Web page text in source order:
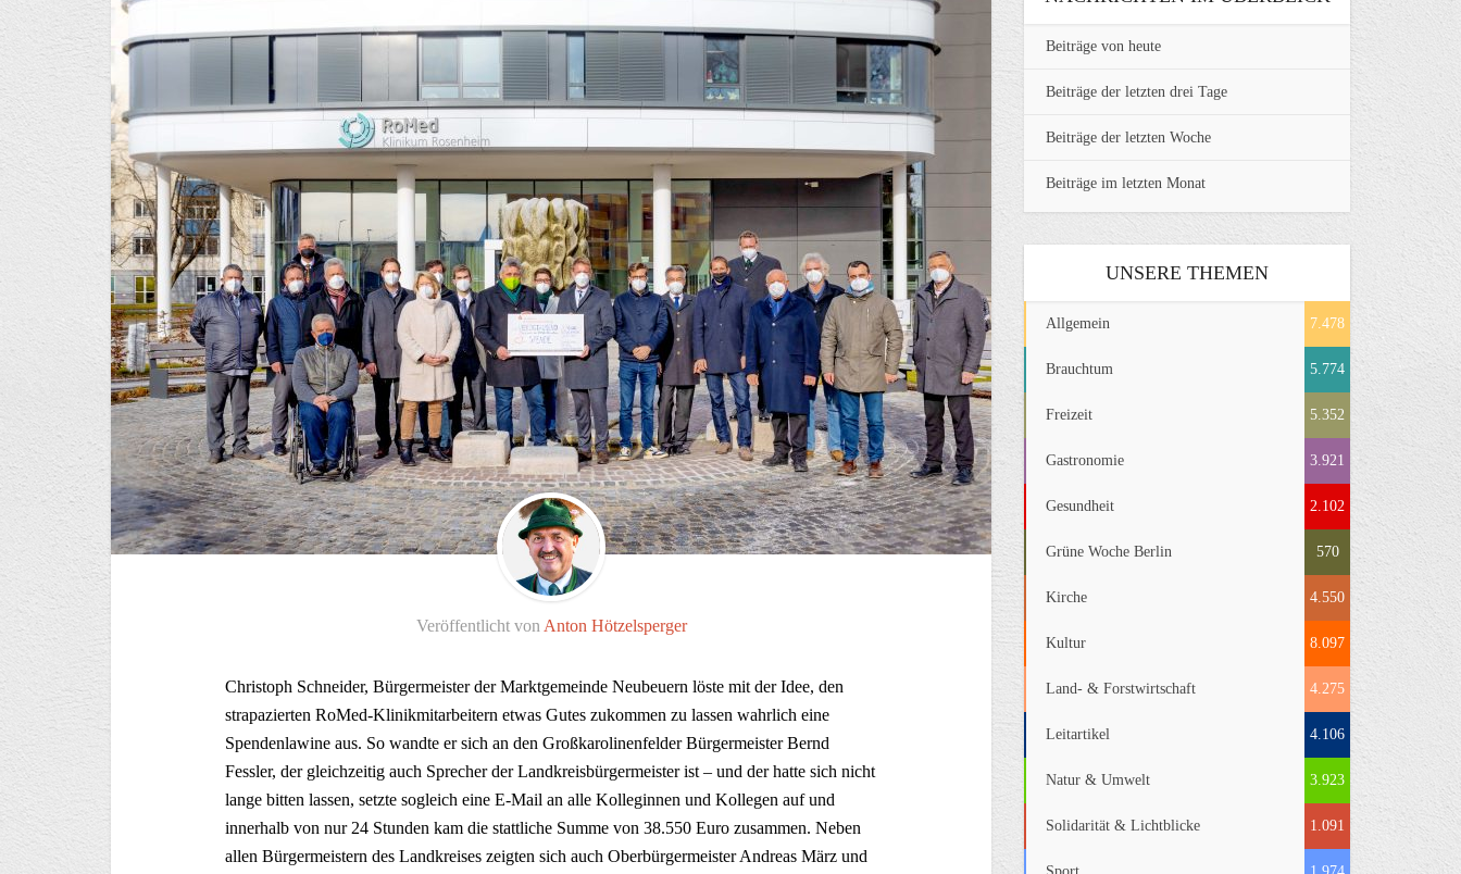
Veröffentlicht von Anton Hötzelsperger
Christoph Schneider, Bürgermeister der Marktgemeinde Neubeuern löste mit der Idee, den
strapazierten RoMed-Klinikmitarbeitern etwas Gutes zukommen zu lassen wahrlich eine
Spendenlawine aus. So wandte er sich an den Großkarolinenfelder Bürgermeister Bernd
Fessler, der gleichzeitig auch Sprecher der Landkreisbürgermeister ist – und der hatte sich nicht
lange bitten lassen, setzte sogleich eine E-Mail an alle Kolleginnen und Kollegen auf und
innerhalb von nur 24 Stunden kam die stattliche Summe von 38.550 Euro zusammen. Neben
allen Bürgermeistern des Landkreises zeigten sich auch Oberbürgermeister Andreas März und
Beiträge von heute
Beiträge der letzten drei Tage
Beiträge der letzten Woche
Beiträge im letzten Monat
UNSERE THEMEN
Allgemein 7.478
Brauchtum 5.774
Freizeit 5.352
Gastronomie 3.921
Gesundheit 2.102
Grüne Woche Berlin 570
Kirche 4.550
Kultur 8.097
Land- & Forstwirtschaft 4.275
Leitartikel 4.106
Natur & Umwelt 3.923
Solidarität & Lichtblicke 1.091